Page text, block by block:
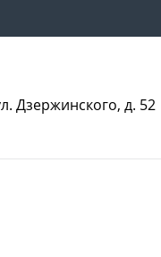
Дзержинского, д. 52